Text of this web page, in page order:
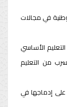
في مجالات
الأساسي
من التعليم
على إدماجها في